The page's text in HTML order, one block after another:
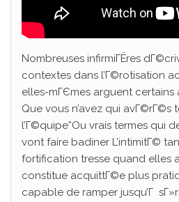
Nombreuses infirmiГЁres
contextes dans l’Г©rotisation
elles-mГЄmes arguent certains
Que vous n’avez qui avГ©rГ©s
l’Г©quipe”Ou vrais termes qui
vont faire badiner L’intimitГ©
fortification tresse quand elles
constitue acquittГ©e plus
capable de ramper jusqu’Г